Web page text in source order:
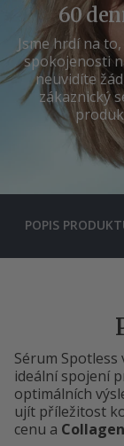
60
Jsme hrdí na
spokojenosti
neuvidíte
zákaznický
POPIS
Sérum
ideální spojení
optimálních
ujít příležitost
cenu a